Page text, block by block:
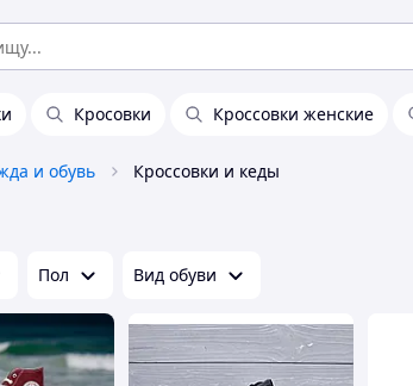
Кросовки Кроссовки женские
и обувь Кроссовки и кеды
Пол Вид обуви